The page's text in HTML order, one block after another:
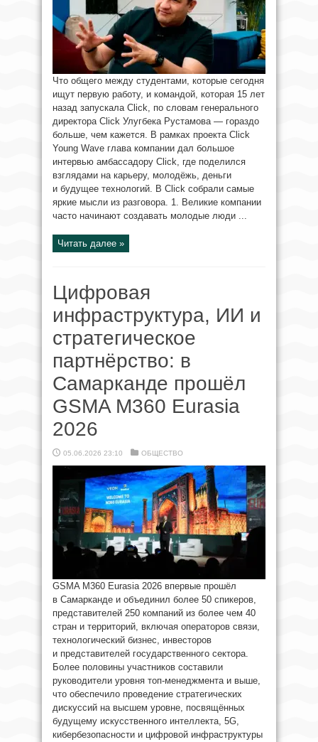
Что общего между студентами, которые сегодня
ищут первую работу, и командой, которая 15 лет
назад запускала Click, по словам генерального
директора Click Улугбека Рустамова — гораздо
больше, чем кажется. В рамках проекта Click
Young Wave глава компании дал большое
интервью амбассадору Click, где поделился
взглядами на карьеру, молодёжь, деньги
и будущее технологий. В Click собрали самые
яркие мысли из разговора. 1. Великие компании
часто начинают создавать молодые люди ...
Читать далее »
Цифровая
инфраструктура, ИИ и
стратегическое
партнёрство: в
Самарканде прошёл
GSMA M360 Eurasia
2026
05.06.2026 23:10 ОБЩЕСТВО
GSMA M360 Eurasia 2026 впервые прошёл
в Самарканде и объединил более 50 спикеров,
представителей 250 компаний из более чем 40
стран и территорий, включая операторов связи,
технологический бизнес, инвесторов
и представителей государственного сектора.
Более половины участников составили
руководители уровня топ-менеджмента и выше,
что обеспечило проведение стратегических
дискуссий на высшем уровне, посвящённых
будущему искусственного интеллекта, 5G,
кибербезопасности и цифровой инфраструктуры